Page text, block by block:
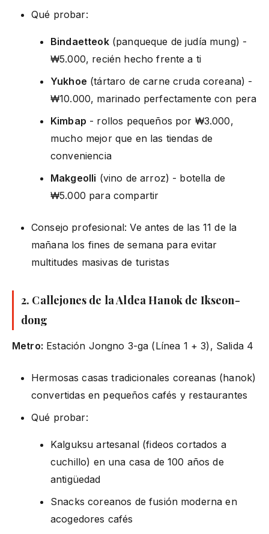
Qué probar:
Bindaetteok(panqueque de judía mung) -
₩5.000, recién hecho frente a ti
Yukhoe (tártaro de carne cruda coreana) -
₩10.000, marinado perfectamente con pera
Kimbap - rollos pequeños por ₩3.000,
mucho mejor que en las tiendas de
conveniencia
Makgeolli (vino de arroz) - botella de
₩5.000 para compartir
Consejo profesional: Ve antes de las 11 de la
mañana los fines de semana para evitar
multitudes masivas de turistas
2. Callejones de la Aldea Hanok de Ikseon-
dong
Metro: Estación Jongno 3-ga (Línea 1 + 3), Salida 4
Hermosas casas tradicionales coreanas (hanok)
convertidas en pequeños cafés y restaurantes
Qué probar:
Kalguksu artesanal (fideos cortados a
cuchillo) en una casa de 100 años de
antigüedad
Snacks coreanos de fusión moderna en
acogedores cafés